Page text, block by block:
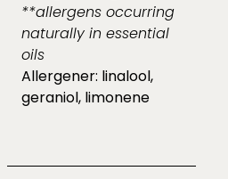
**allergens occurring
naturally in essential
oils
Allergener: linalool,
geraniol, limonene